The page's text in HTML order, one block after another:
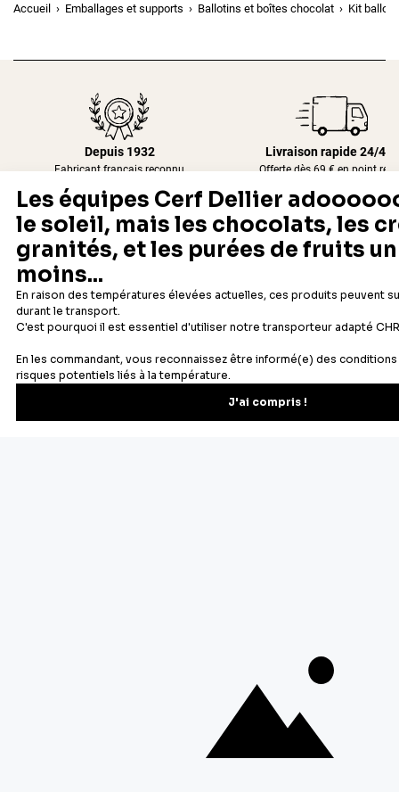
Accueil Emballages et supports Ballotins et boîtes chocolat Kit
Depuis 1932
Fabricant français reconnu
Livraison rapide 24/48h
Offerte dès 69 € en point
Newsletter
Recevez les recettes, astuces et offres spéciales.
Vous pourrez vous désinscrire depuis votre espace client.
Contactez notre service client